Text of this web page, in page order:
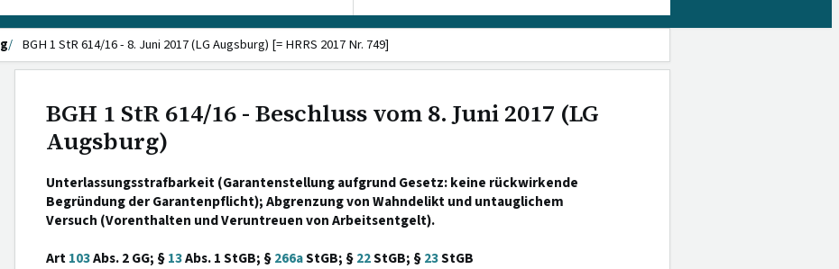
BGH 1 StR 614/16 - 8. Juni 2017 (LG Augsburg) [= HRRS 2017 Nr. 749]
BGH 1 StR 614/16 - Beschluss vom 8. Juni 2017 (LG
Augsburg)
Unterlassungsstrafbarkeit (Garantenstellung aufgrund Gesetz: keine rückwirkende
Begründung der Garantenpflicht); Abgrenzung von Wahndelikt und untauglichem
Versuch (Vorenthalten und Veruntreuen von Arbeitsentgelt).
Art103Abs. 2 GG; §13Abs. 1 StGB; §266aStGB; §22StGB; §23StGB